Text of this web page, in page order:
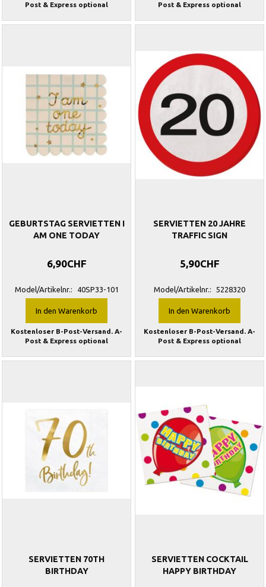
Post & Express optional
Post & Express optional
GEBURTSTAG SERVIETTEN I
AM ONE TODAY
6,90CHF
Model/Artikelnr.: 40SP33-101
In den Warenkorb
Kostenloser B-Post-Versand. A-
Post & Express optional
SERVIETTEN 20 JAHRE
TRAFFIC SIGN
5,90CHF
Model/Artikelnr.: 5228320
In den Warenkorb
Kostenloser B-Post-Versand. A-
Post & Express optional
SERVIETTEN 70TH
BIRTHDAY
SERVIETTEN COCKTAIL
HAPPY BIRTHDAY